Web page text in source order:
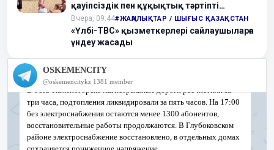
қауіпсіздік пен құқықтық тәртіпті
қамтамасыз ету мақсатында бірлескен
рейд өткізілді
Вчера, 09:44#ЖАҢАЛЫҚТАР / ШЫҒЫС ҚАЗАҚСТАН
«Үлбі-ТВС» қызметкерлері сайлаушыларға
үндеу жасады